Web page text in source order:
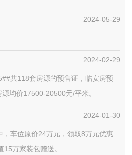
2024-05-29
2024-02-29
共118套房源的预售证，临安房预
均价17500-20500元/平米。
2024-01-30
车位原价24万元，领取8万元优惠
万家装包赠送。